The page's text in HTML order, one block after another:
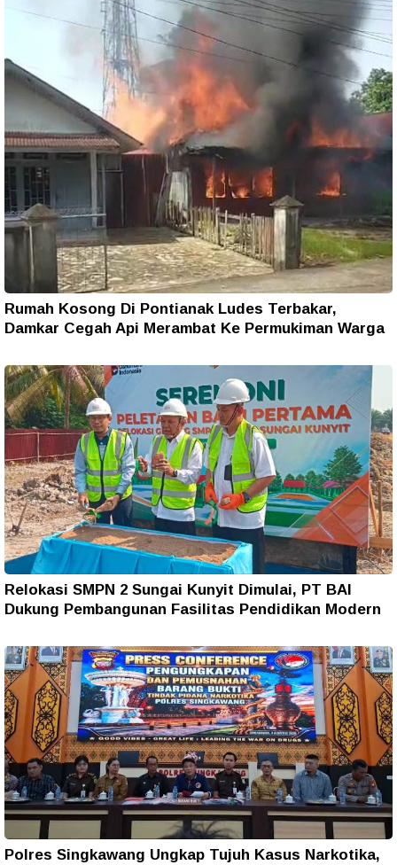
Rumah Kosong Di Pontianak Ludes Terbakar,
Damkar Cegah Api Merambat Ke Permukiman Warga
Relokasi SMPN 2 Sungai Kunyit Dimulai, PT BAI
Dukung Pembangunan Fasilitas Pendidikan Modern
Polres Singkawang Ungkap Tujuh Kasus Narkotika,